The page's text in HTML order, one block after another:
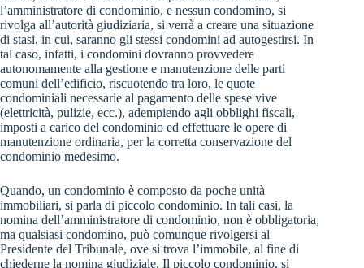
l’amministratore di condominio, e nessun condomino, si
rivolga all’autorità giudiziaria, si verrà a creare una situazione
di stasi, in cui, saranno gli stessi condomini ad autogestirsi. In
tal caso, infatti, i condomini dovranno provvedere
autonomamente alla gestione e manutenzione delle parti
comuni dell’edificio, riscuotendo tra loro, le quote
condominiali necessarie al pagamento delle spese vive
(elettricità, pulizie, ecc.), adempiendo agli obblighi fiscali,
imposti a carico del condominio ed effettuare le opere di
manutenzione ordinaria, per la corretta conservazione del
condominio medesimo.
Quando, un condominio è composto da poche unità
immobiliari, si parla di piccolo condominio. In tali casi, la
nomina dell’amministratore di condominio, non è obbligatoria,
ma qualsiasi condomino, può comunque rivolgersi al
Presidente del Tribunale, ove si trova l’immobile, al fine di
chiederne la nomina giudiziale. Il piccolo condominio, si